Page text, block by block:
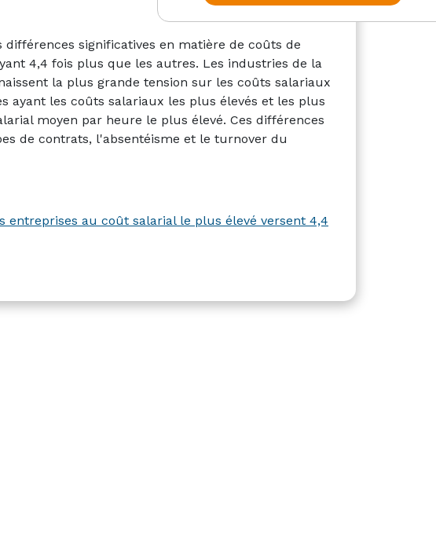
significatives en matière de coûts de
4,4 fois plus que les autres. Les industries de la
la plus grande tension sur les coûts salariaux
ayant les coûts salariaux les plus élevés et les plus
moyen par heure le plus élevé. Ces différences
de contrats, l'absentéisme et le turnover du
entreprises au coût salarial le plus élevé versent 4,4